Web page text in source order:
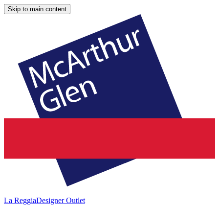
Skip to main content
La ReggiaDesigner Outlet